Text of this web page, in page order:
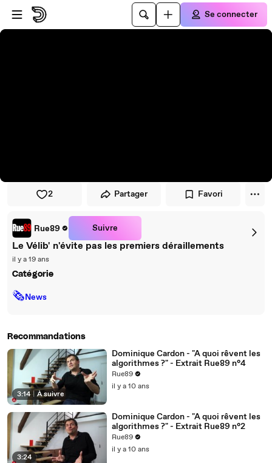
Passer au player
Passer au contenu principal
Se connecter
2 Partager Favori
Rue89 Suivre
Le Vélib' n'évite pas les premiers déraillements
il y a 19 ans
Catégorie
🗞News
Recommandations
3:14 À suivre
Dominique Cardon - "A quoi rêvent les
algorithmes ?" - Extrait Rue89 n°4
Rue89
il y a 10 ans
3:24
Dominique Cardon - "A quoi rêvent les
algorithmes ?" - Extrait Rue89 n°2
Rue89
il y a 10 ans